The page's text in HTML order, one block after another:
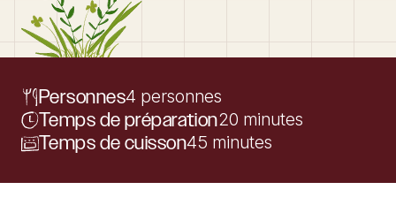
Personnes4 personnes
Temps de préparation20 minutes
Temps de cuisson45 minutes